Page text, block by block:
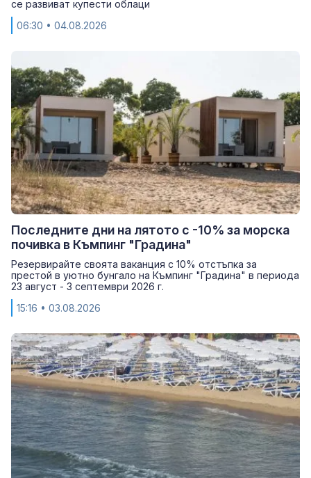
се развиват купести облаци
06:30 • 04.08.2026
Последните дни на лятото с -10% за морска
почивка в Къмпинг "Градина"
Резервирайте своята ваканция с 10% отстъпка за
престой в уютно бунгало на Къмпинг "Градина" в периода
23 август - 3 септември 2026 г.
15:16 • 03.08.2026